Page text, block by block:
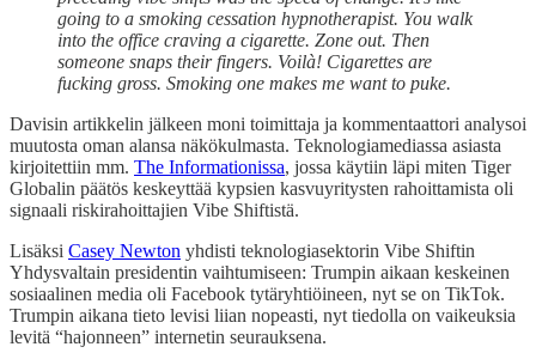
going to a smoking cessation hypnotherapist. You walk
into the office craving a cigarette. Zone out. Then
someone snaps their fingers. Voilà! Cigarettes are
fucking gross. Smoking one makes me want to puke.
Davisin artikkelin jälkeen moni toimittaja ja kommentaattori analysoi
muutosta oman alansa näkökulmasta. Teknologiamediassa asiasta
kirjoitettiin mm. The Informationissa, jossa käytiin läpi miten Tiger
Globalin päätös keskeyttää kypsien kasvuyritysten rahoittamista oli
signaali riskirahoittajien Vibe Shiftistä.
Lisäksi Casey Newton yhdisti teknologiasektorin Vibe Shiftin
Yhdysvaltain presidentin vaihtumiseen: Trumpin aikaan keskeinen
sosiaalinen media oli Facebook tytäryhtiöineen, nyt se on TikTok.
Trumpin aikana tieto levisi liian nopeasti, nyt tiedolla on vaikeuksia
levitä “hajonneen” internetin seurauksena.